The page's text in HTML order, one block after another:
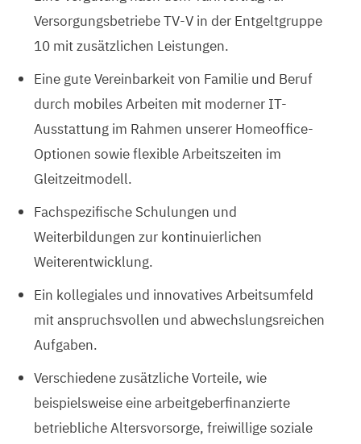
Versorgungsbetriebe TV-V in der Entgeltgruppe
10 mit zusätzlichen Leistungen.
Eine gute Vereinbarkeit von Familie und Beruf
durch mobiles Arbeiten mit moderner IT-
Ausstattung im Rahmen unserer Homeoffice-
Optionen sowie flexible Arbeitszeiten im
Gleitzeitmodell.
Fachspezifische Schulungen und
Weiterbildungen zur kontinuierlichen
Weiterentwicklung.
Ein kollegiales und innovatives Arbeitsumfeld
mit anspruchsvollen und abwechslungsreichen
Aufgaben.
Verschiedene zusätzliche Vorteile, wie
beispielsweise eine arbeitgeberfinanzierte
betriebliche Altersvorsorge, freiwillige soziale